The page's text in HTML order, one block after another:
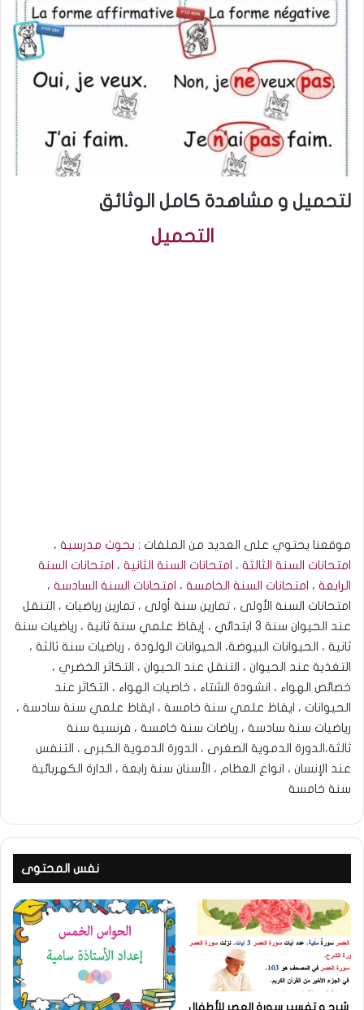
لتحميل و مشاهدة كامل الوثائق
التحميل
موقعنا يحتوي على العديد من الملفات : بحوث مدرسية ،
امتحانات السنة الثالثة ، امتحانات السنة الثانية ، امتحانات السنة
الرابعة ، امتحانات السنة الخامسة ، امتحانات السنة السادسة ،
امتحانات السنة الأولى ، تمارين سنة أولى ، تمارين رياضيات ، التنقل
عند الحيوان سنة 3 ابتدائي ، إيقاظ علمي سنة ثانية ، رياضيات سنة
ثانية ، الحيوانات البيوضة، الحيوانات الولودة ، رياضيات سنة ثالثة ،
التغذية عند الحيوان ، التنقل عند الحيوان ، التكاثر الخضري ،
خصائص الهواء ، انشودة الشتاء ، خاصيات الهواء ، التكاثر عند
الحيوانات ، ايقاظ علمي سنة خامسة ، ايقاظ علمي سنة سادسة ،
رياضيات سنة سادسة ، رياضات سنة خامسة ، فرنسية سنة
ثالثة،الدورة الدموية الصغرى ، الدورة الدموية الكبرى ، التنفس
عند الإنسان ، انواع العظام ، الأسنان سنة رابعة ، الدارة الكهربائية
سنة خامسة
نفس المحتوى
شرح و تفسير سورة العصر للأطفال